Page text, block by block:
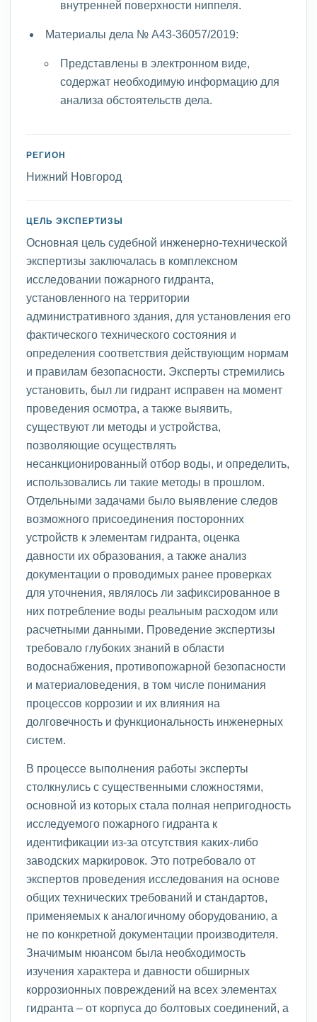
внутренней поверхности ниппеля.
Материалы дела № А43-36057/2019:
Представлены в электронном виде,
содержат необходимую информацию для
анализа обстоятельств дела.
РЕГИОН
Нижний Новгород
ЦЕЛЬ ЭКСПЕРТИЗЫ
Основная цель судебной инженерно-технической
экспертизы заключалась в комплексном
исследовании пожарного гидранта,
установленного на территории
административного здания, для установления его
фактического технического состояния и
определения соответствия действующим нормам
и правилам безопасности. Эксперты стремились
установить, был ли гидрант исправен на момент
проведения осмотра, а также выявить,
существуют ли методы и устройства,
позволяющие осуществлять
несанкционированный отбор воды, и определить,
использовались ли такие методы в прошлом.
Отдельными задачами было выявление следов
возможного присоединения посторонних
устройств к элементам гидранта, оценка
давности их образования, а также анализ
документации о проводимых ранее проверках
для уточнения, являлось ли зафиксированное в
них потребление воды реальным расходом или
расчетными данными. Проведение экспертизы
требовало глубоких знаний в области
водоснабжения, противопожарной безопасности
и материаловедения, в том числе понимания
процессов коррозии и их влияния на
долговечность и функциональность инженерных
систем.
В процессе выполнения работы эксперты
столкнулись с существенными сложностями,
основной из которых стала полная непригодность
исследуемого пожарного гидранта к
идентификации из-за отсутствия каких-либо
заводских маркировок. Это потребовало от
экспертов проведения исследования на основе
общих технических требований и стандартов,
применяемых к аналогичному оборудованию, а
не по конкретной документации производителя.
Значимым нюансом была необходимость
изучения характера и давности обширных
коррозионных повреждений на всех элементах
гидранта – от корпуса до болтовых соединений, а